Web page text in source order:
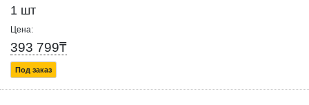
1 шт
Цена:
393 799₸
Под заказ